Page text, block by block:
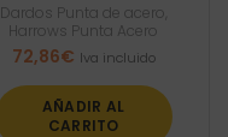
Dardos Punta de acero
Harrows Punta Acero
72,86€ Iva incluido
AÑADIR AL
CARRITO